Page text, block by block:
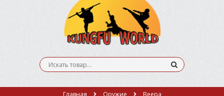
Главная Оружие Веера